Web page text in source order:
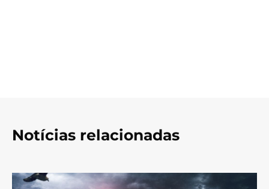
Notícias relacionadas